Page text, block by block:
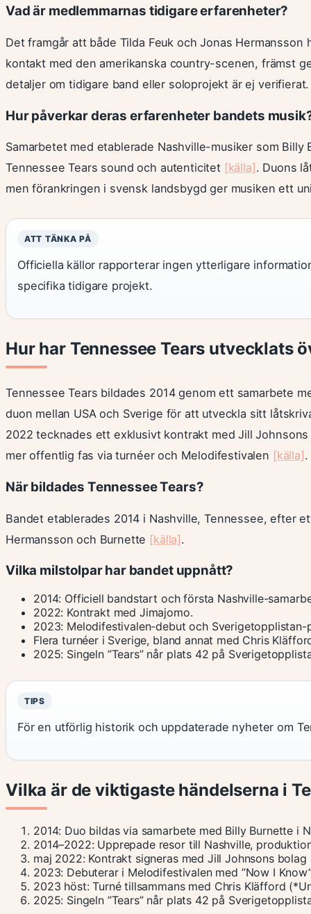
Vad är medlemmarnas tidigare erfarenheter?
Det framgår att både Tilda Feuk och Jonas
kontakt med den amerikanska country-scenen, främst
detaljer om tidigare band eller soloprojekt är ej verifierat.
Hur påverkar deras erfarenheter bandets
Samarbetet med etablerade Nashville-musiker som
Tennessee Tears sound och autenticitet [källa]. Duons
men förankringen i svensk landsbygd ger musiken ett
ATT TÄNKA PÅ
Officiella källor rapporterar ingen ytterligare
specifika tidigare projekt.
Hur har Tennessee Tears utvecklats
Tennessee Tears bildades 2014 genom ett samarbete
duon mellan USA och Sverige för att utveckla sitt
2022 tecknades ett exklusivt kontrakt med Jill
mer offentlig fas via turnéer och Melodifestivalen [källa].
När bildades Tennessee Tears?
Bandet etablerades 2014 i Nashville, Tennessee, efter
Hermansson och Burnette [källa].
Vilka milstolpar har bandet uppnått?
2014: Officiell bandstart och första Nashville-
2022: Kontrakt med Jimajomo.
2023: Melodifestivalen-debut och Sverigetopplistan-
Flera turnéer i Sverige, bland annat med Chris
2025: Singeln ”Tears” når plats 42 på
TIPS
För en utförlig historik och uppdaterade nyheter om
Vilka är de viktigaste händelserna i
2014: Duo bildas via samarbete med Billy Burnette i
2014–2022: Upprepade resor till Nashville,
maj 2022: Kontrakt signeras med Jill Johnsons bolag
2023: Debuterar i Melodifestivalen med ”Now I
2023 höst: Turné tillsammans med Chris Kläfford
2025: Singeln ”Tears” når plats 42 på